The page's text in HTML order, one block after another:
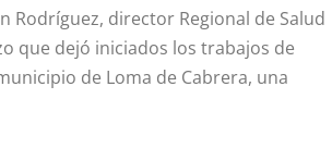
Rodríguez, director Regional de Salud
que dejó iniciados los trabajos de
de Loma de Cabrera, una